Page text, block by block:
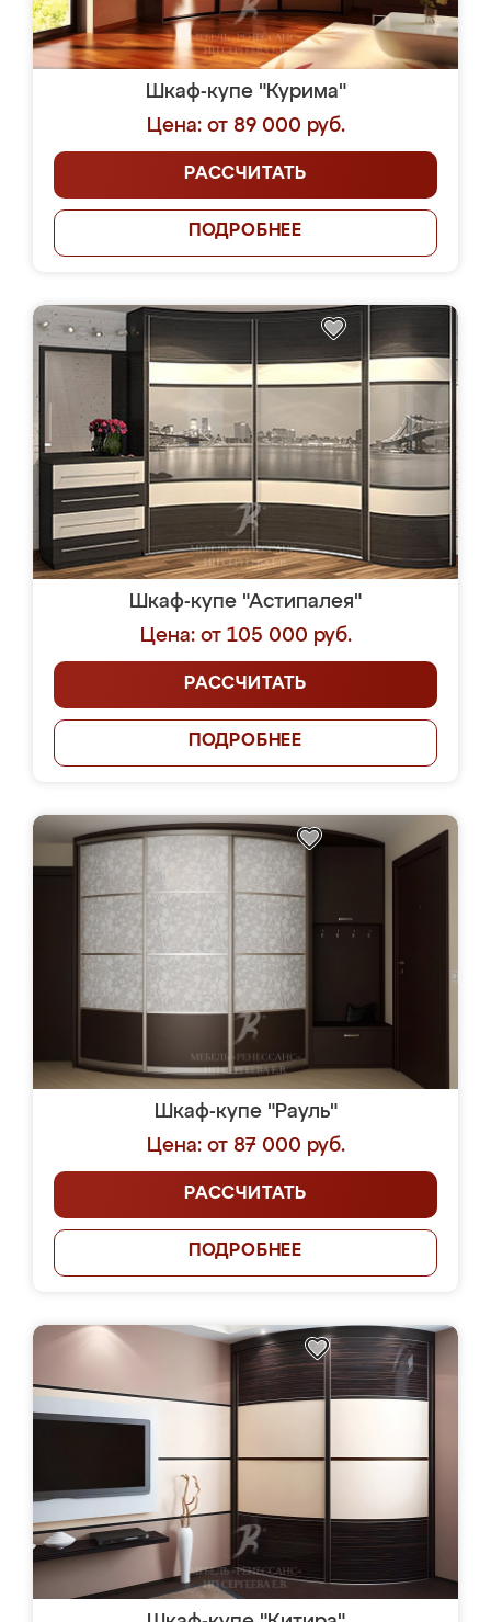
Шкаф-купе "Курима"
Цена: от 89 000 руб.
РАССЧИТАТЬ
ПОДРОБНЕЕ
Шкаф-купе "Астипалея"
Цена: от 105 000 руб.
РАССЧИТАТЬ
ПОДРОБНЕЕ
Шкаф-купе "Рауль"
Цена: от 87 000 руб.
РАССЧИТАТЬ
ПОДРОБНЕЕ